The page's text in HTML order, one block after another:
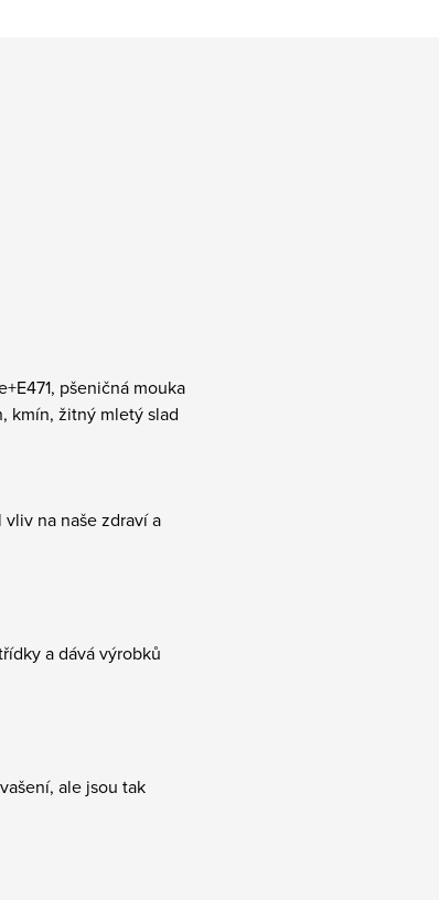
pšeničná mouka
kmín, žitný mletý slad
na naše zdraví a
a dává výrobků
ale jsou tak